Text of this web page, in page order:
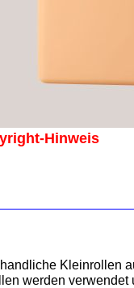
Kleinrollen
werden
Hinweis